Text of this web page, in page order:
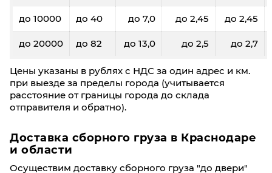
до 10000 до 40 до 7,0 до 2,45 до 2,45
до 20000 до 82 до 13,0 до 2,5 до 2,7
Цены указаны в рублях с НДС за один адрес и км.
при выезде за пределы города (учитывается
расстояние от границы города до склада
отправителя и обратно).
Доставка сборного груза в Краснодаре
и области
Осуществим доставку сборного груза "до двери"